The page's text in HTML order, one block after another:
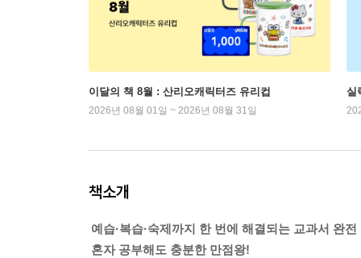
이달의 책 8월 : 산리오캐릭터즈 유리컵
2026년 08월 01일 ~ 2026년 08월 31일
실
책소개
예습·복습·숙제까지 한 번에 해결되는 교과서 완전
혼자 공부해도 충분한 만점왕!